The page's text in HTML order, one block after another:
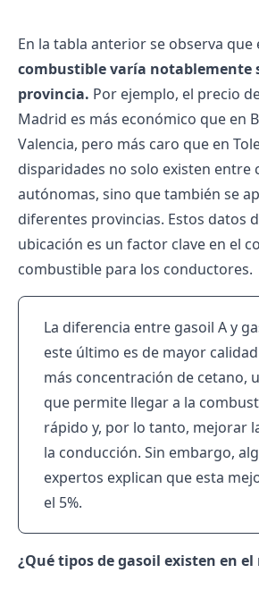
En la tabla anterior se observa que
combustible varía notablemente
provincia. Por ejemplo, el precio
Madrid es más económico que en
Valencia, pero más caro que en
disparidades no solo existen entre
autónomas, sino que también se
diferentes provincias. Estos datos
ubicación es un factor clave en el
combustible para los conductores.
La diferencia entre gasoil A y
este último es de mayor
más concentración de cetano,
que permite llegar a la
rápido y, por lo tanto, mejorar
la conducción. Sin embargo,
expertos explican que esta
el 5%.
¿Qué tipos de gasoil existen en el